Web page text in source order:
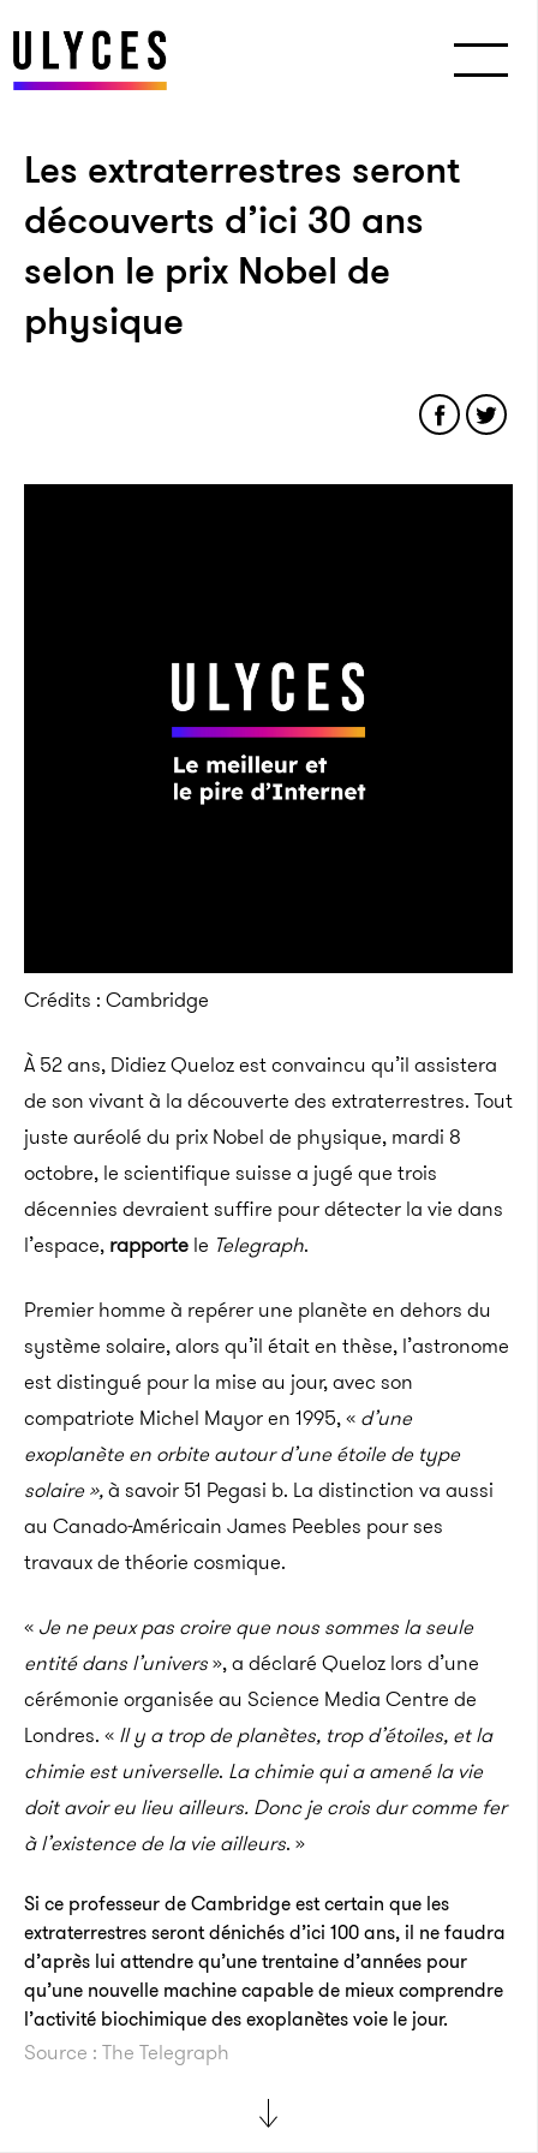
Les extraterrestres seront
découverts d’ici 30 ans
selon le prix Nobel de
physique
Crédits : Cambridge
À 52 ans, Didiez Queloz est convaincu qu’il assistera
de son vivant à la découverte des extraterrestres. Tout
juste auréolé du prix Nobel de physique, mardi 8
octobre, le scientifique suisse a jugé que trois
décennies devraient suffire pour détecter la vie dans
l’espace, rapporte le Telegraph.
Premier homme à repérer une planète en dehors du
système solaire, alors qu’il était en thèse, l’astronome
est distingué pour la mise au jour, avec son
compatriote Michel Mayor en 1995, « d’une
exoplanète en orbite autour d’une étoile de type
solaire »,à savoir 51 Pegasi b. La distinction va aussi
au Canado-Américain James Peebles pour ses
travaux de théorie cosmique.
« Je ne peux pas croire que nous sommes la seule
entité dans l’univers», a déclaré Queloz lors d’une
cérémonie organisée au Science Media Centre de
Londres. « Il y a trop de planètes, trop d’étoiles, et la
chimie est universelle. La chimie qui a amené la vie
doit avoir eu lieu ailleurs. Donc je crois dur comme fer
à l’existence de la vie ailleurs. »
Si ce professeur de Cambridge est certain que les
extraterrestres seront dénichés d’ici 100 ans, il ne faudra
d’après lui attendre qu’une trentaine d’années pour
qu’une nouvelle machine capable de mieux comprendre
l’activité biochimique des exoplanètes voie le jour.
Source : The Telegraph